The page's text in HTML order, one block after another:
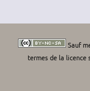
Sauf
termes de la licence